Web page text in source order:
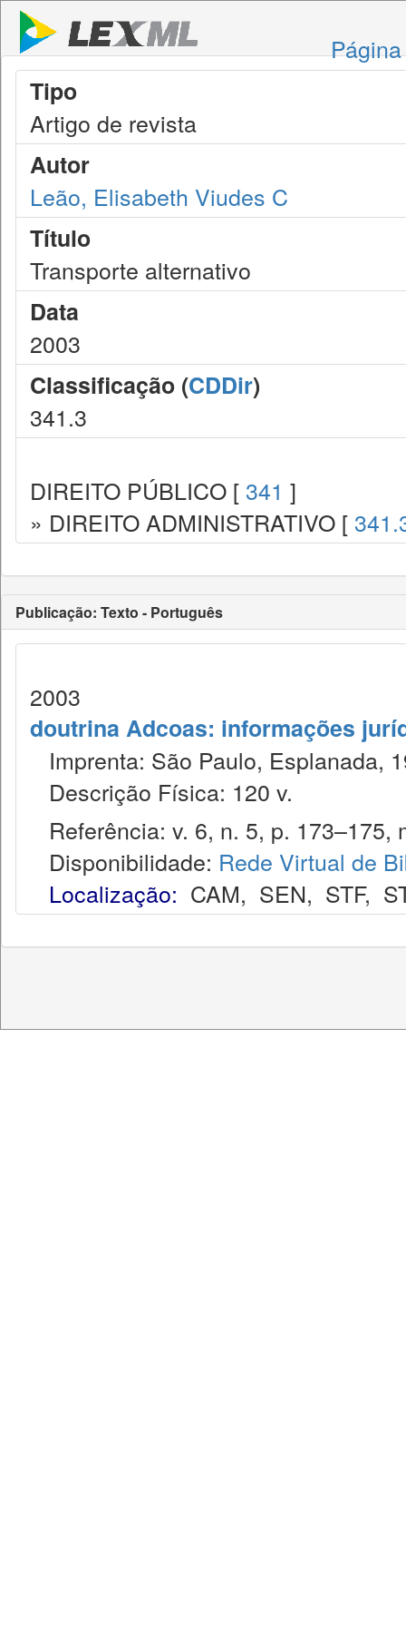
Tipo
Artigo de revista
Autor
Leão, Elisabeth Viudes C
Título
Transporte alternativo
Data
2003
Classificação (CDDir)
341.3
DIREITO PÚBLICO [ 341 ]
» DIREITO ADMINISTRATIVO [
Publicação: Texto - Português
2003
doutrina Adcoas: informações
Imprenta: São Paulo, Esplanada,
Descrição Física: 120 v.
Referência: v. 6, n. 5, p. 173–175,
Disponibilidade: Rede Virtual de
Localização: CAM, SEN, STF,